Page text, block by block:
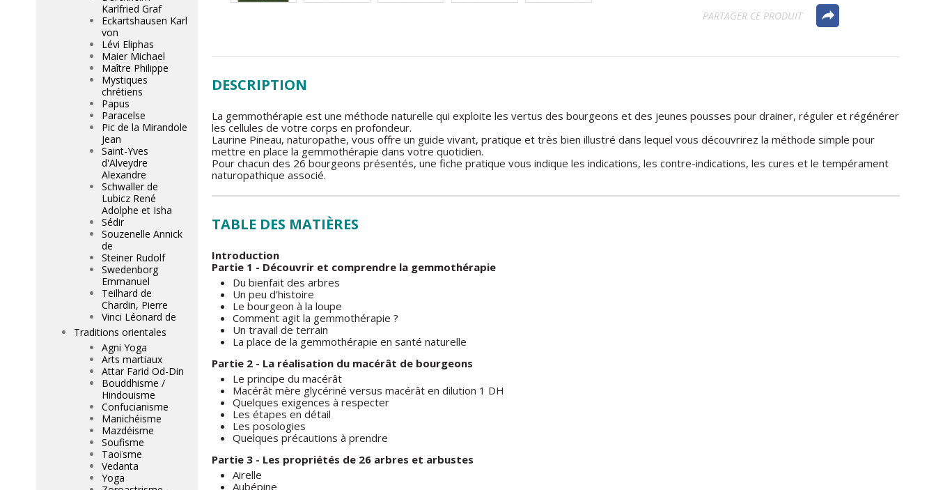
PARTAGER CE PRODUIT
DESCRIPTION
La gemmothérapie est une méthode naturelle qui exploite les vertus des bourgeons et des jeunes pousses pour drainer, réguler et régénérer
les cellules de votre corps en profondeur.
Laurine Pineau, naturopathe, vous offre un guide vivant, pratique et très bien illustré dans lequel vous découvrirez la méthode simple pour
mettre en place la gemmothérapie dans votre quotidien.
Pour chacun des 26 bourgeons présentés, une fiche pratique vous indique les indications, les contre-indications, les cures et le tempérament
naturopathique associé.
TABLE DES MATIÈRES
Introduction
Partie 1 - Découvrir et comprendre la gemmothérapie
Du bienfait des arbres
Un peu d'histoire
Le bourgeon à la loupe
Comment agit la gemmothérapie ?
Un travail de terrain
La place de la gemmothérapie en santé naturelle
Partie 2 - La réalisation du macérât de bourgeons
Le principe du macérât
Macérât mère glycériné versus macérât en dilution 1 DH
Quelques exigences à respecter
Les étapes en détail
Les posologies
Quelques précautions à prendre
Partie 3 - Les propriétés de 26 arbres et arbustes
Airelle
Aubépine
Karlfried Graf
Eckartshausen Karl
von
Lévi Eliphas
Maier Michael
Maître Philippe
Mystiques
chrétiens
Papus
Paracelse
Pic de la Mirandole
Jean
Saint-Yves
d'Alveydre
Alexandre
Schwaller de
Lubicz René
Adolphe et Isha
Sédir
Souzenelle Annick
de
Steiner Rudolf
Swedenborg
Emmanuel
Teilhard de
Chardin, Pierre
Vinci Léonard de
Traditions orientales
Agni Yoga
Arts martiaux
Attar Farid Od-Din
Bouddhisme /
Hindouisme
Confucianisme
Manichéisme
Mazdéisme
Soufisme
Taoïsme
Vedanta
Yoga